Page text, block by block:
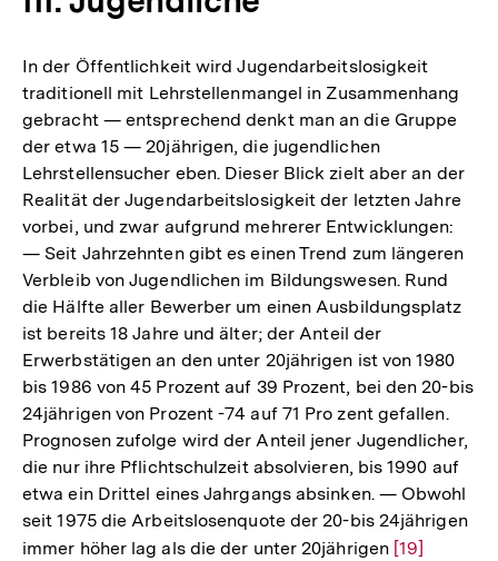
In der Öffentlichkeit wird Jugendarbeitslosigkeit
traditionell mit Lehrstellenmangel in Zusammenhang
gebracht — entsprechend denkt man an die Gruppe
der etwa 15 — 20jährigen, die jugendlichen
Lehrstellensucher eben. Dieser Blick zielt aber an der
Realität der Jugendarbeitslosigkeit der letzten Jahre
vorbei, und zwar aufgrund mehrerer Entwicklungen:
— Seit Jahrzehnten gibt es einen Trend zum längeren
Verbleib von Jugendlichen im Bildungswesen. Rund
die Hälfte aller Bewerber um einen Ausbildungsplatz
ist bereits 18 Jahre und älter; der Anteil der
Erwerbstätigen an den unter 20jährigen ist von 1980
bis 1986 von 45 Prozent auf 39 Prozent, bei den 20-bis
24jährigen von Prozent -74 auf 71 Pro zent gefallen.
Prognosen zufolge wird der Anteil jener Jugendlicher,
die nur ihre Pflichtschulzeit absolvieren, bis 1990 auf
etwa ein Drittel eines Jahrgangs absinken. — Obwohl
seit 1975 die Arbeitslosenquote der 20-bis 24jährigen
immer höher lag als die der unter 20jährigen Zur
[19]